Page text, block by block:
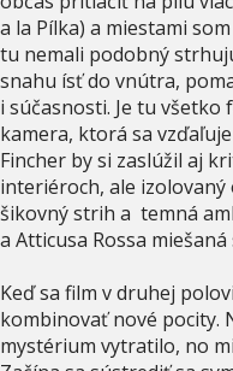
a la Pílka) a miestami
tu nemali podobný
snahu ísť do vnútra,
i súčasnosti. Je tu
kamera, ktorá sa
Fincher by si zaslúžil aj
interiéroch, ale
šikovný strih a temná
a Atticusa Rossa
Keď sa film v druhej
kombinovať nové pocity.
mystérium vytratilo, no